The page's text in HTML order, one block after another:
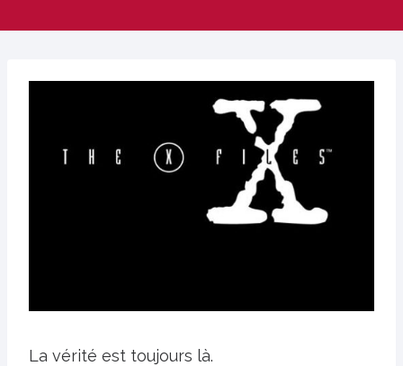
La vérité est toujours là.